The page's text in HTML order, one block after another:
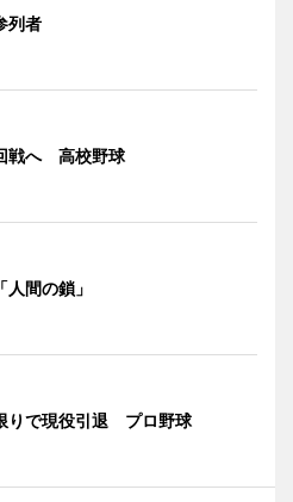
列者
戦へ 高校野球
人間の鎖」
りで現役引退 プロ野球